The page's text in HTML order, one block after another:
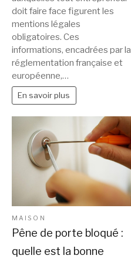
doit faire face figurent les
mentions légales
obligatoires. Ces
informations, encadrées par la
réglementation française et
européenne,…
En savoir plus
MAISON
Pêne de porte bloqué :
quelle est la bonne